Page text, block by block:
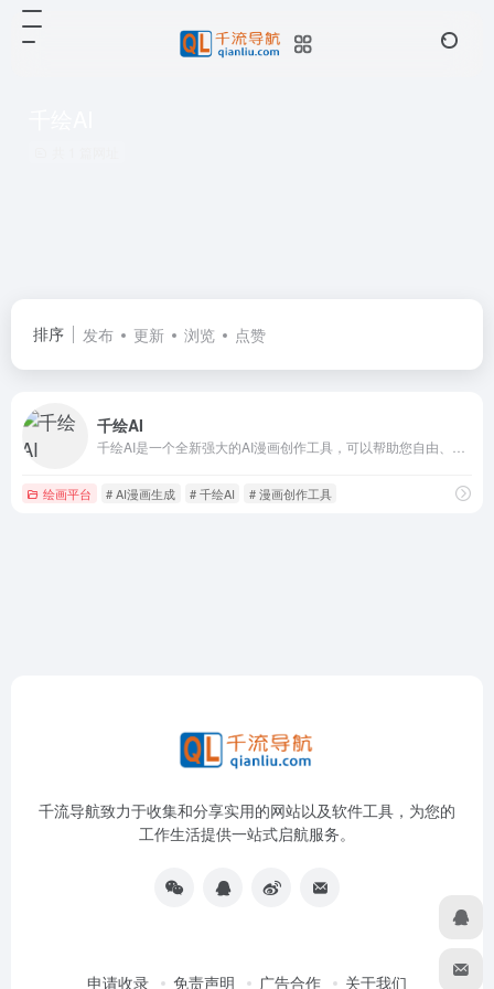
排序 发布 更新 浏览 点赞
千绘AI
绘画平台 # AI漫画生成 # 千绘AI # 漫画创作工具
千流导航致力于收集和分享实用的网站以及软件工具，为您的
工作生活提供一站式启航服务。
申请收录 免责声明 广告合作 关于我们